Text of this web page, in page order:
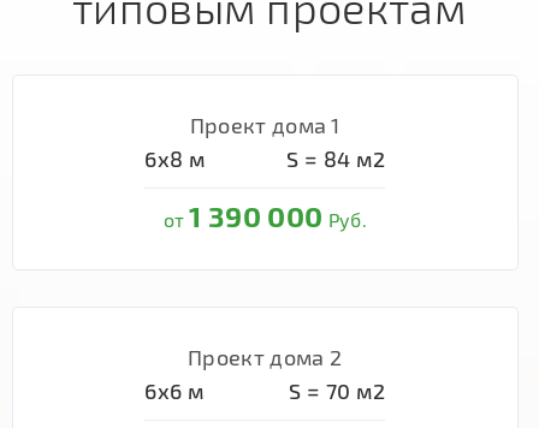
Проект дома 1
6х8 м S = 84 м2
от1 390 000 Руб.
Проект дома 2
6х6 м S = 70 м2